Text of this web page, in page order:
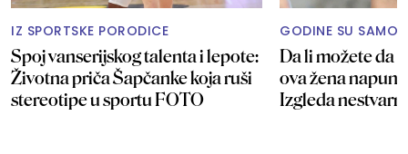
IZ SPORTSKE PORODICE
Spoj vanserijskog talenta i lepote:
Životna priča Šapčanke koja ruši
stereotipe u sportu FOTO
GODINE SU SAMO
Da li možete da
ova žena
Izgleda